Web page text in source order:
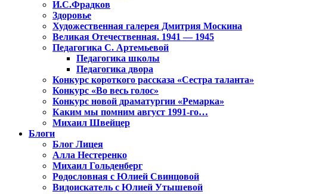
И.С.Фрадков
Здоровье
Художественная галерея Дмитрия Москина
Великая Отечественная. 1941 — 1945
Педагогика С. Артемьевой
Педагогика школы
Педагогика двора
Конкурс короткого рассказа «Сестра таланта»
Конкурс «Во весь голос»
Конкурс новой драматургии «Ремарка»
Каким мы помним август 1991-го…
Михаил Швейцер
Блоги
Блог Лицея
Алла Нестеренко
Михаил Гольденберг
Родословная с Юлией Свинцовой
Видоискатель с Юлией Утышевой